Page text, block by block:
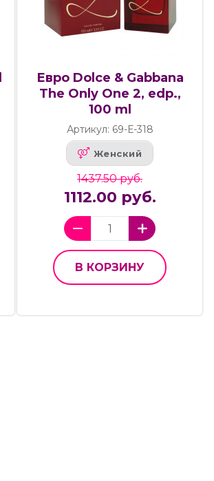
Евро Dolce & Gabbana
The Only One 2, edp.,
100 ml
Артикул: 69-Е-318
Женский
1437.50 руб.
1112.00 руб.
В КОРЗИНУ